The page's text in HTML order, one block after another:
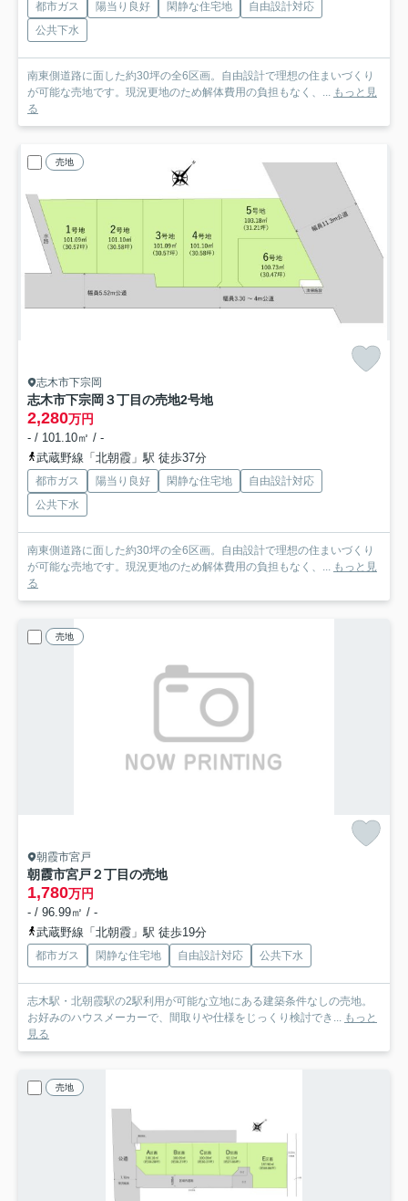
都市ガス 陽当り良好 閑静な住宅地
自由設計対応
公共下水
南東側道路に面した約30坪の全6区画。自由設計で理想の住まいづくり
が可能な売地です。現況更地のため解体費用の負担もなく、... もっと見
る
売地
志木市下宗岡
志木市下宗岡３丁目の売地2号地
2,280万円
- / 101.10㎡ / -
武蔵野線「北朝霞」駅 徒歩37分
都市ガス 陽当り良好 閑静な住宅地
自由設計対応
公共下水
南東側道路に面した約30坪の全6区画。自由設計で理想の住まいづくり
が可能な売地です。現況更地のため解体費用の負担もなく、... もっと見
る
売地
朝霞市宮戸
朝霞市宮戸２丁目の売地
1,780万円
- / 96.99㎡ / -
武蔵野線「北朝霞」駅 徒歩19分
都市ガス 閑静な住宅地 自由設計対応 公共下水
志木駅・北朝霞駅の2駅利用が可能な立地にある建築条件なしの売地。
お好みのハウスメーカーで、間取りや仕様をじっくり検討でき... もっと
見る
売地